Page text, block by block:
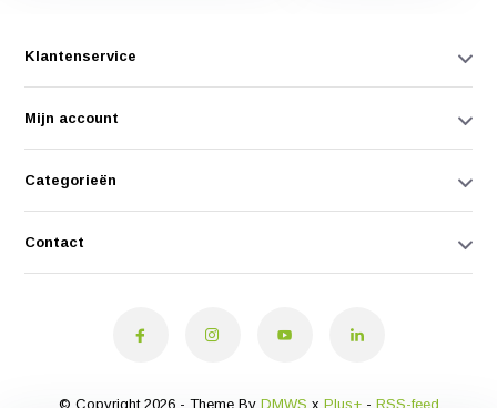
Klantenservice
Mijn account
Categorieën
Contact
© Copyright 2026 - Theme By DMWS x Plus+- RSS-feed